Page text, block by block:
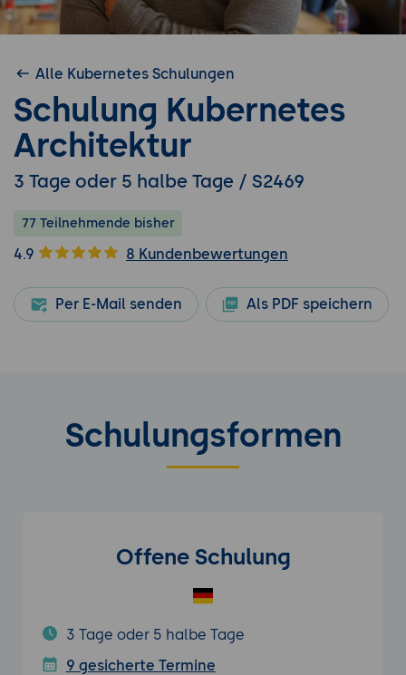
Alle Kubernetes Schulungen
Schulung Kubernetes
Architektur
3 Tage oder 5 halbe Tage / S2469
77 Teilnehmende bisher
4.9 8 Kundenbewertungen
Per E-Mail senden Als PDF speichern
Schulungsformen
Offene Schulung
3 Tage oder 5 halbe Tage
9 gesicherte Termine